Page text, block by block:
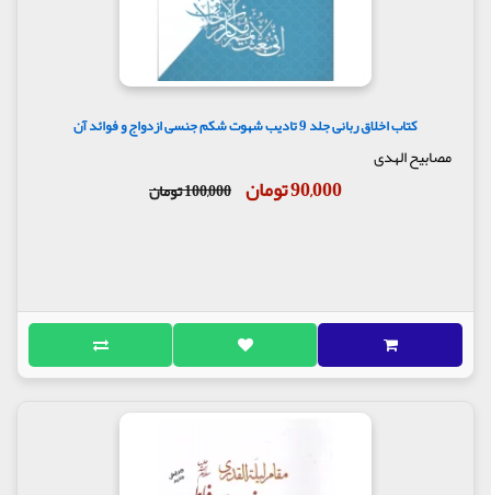
کتاب اخلاق ربانی جلد 9 تادیب شهوت شکم جنسی ازدواج و فوائد آن
مصابیح الهدی
90,000 تومان 100,000 تومان